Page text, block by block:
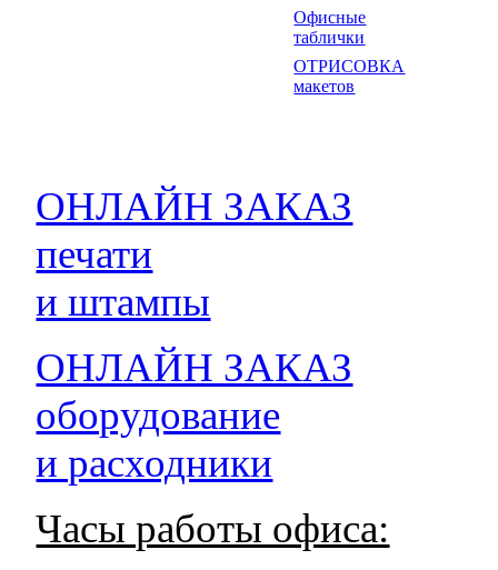
Офисные
таблички
ОТРИСОВКА
макетов
ОНЛАЙН ЗАКАЗ
печати
и штампы
ОНЛАЙН ЗАКАЗ
оборудование
и расходники
Часы работы офиса: